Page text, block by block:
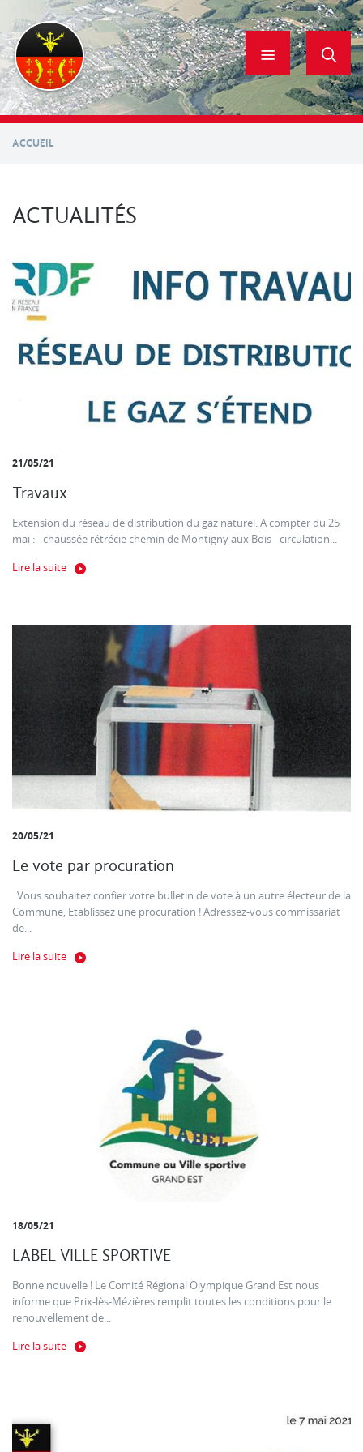
contenu
principal
ACCUEIL
ACTUALITÉS
21/05/21
Travaux
Extension du réseau de distribution du gaz naturel. A compter du 25
mai : - chaussée rétrécie chemin de Montigny aux Bois - circulation...
Lire la suite
20/05/21
Le vote par procuration
Vous souhaitez confier votre bulletin de vote à un autre électeur de la
Commune, Etablissez une procuration ! Adressez-vous commissariat
de...
Lire la suite
18/05/21
LABEL VILLE SPORTIVE
Bonne nouvelle ! Le Comité Régional Olympique Grand Est nous
informe que Prix-lès-Mézières remplit toutes les conditions pour le
renouvellement de...
Lire la suite